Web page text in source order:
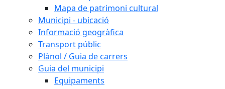
Mapa de patrimoni cultural
Municipi - ubicació
Informació geogràfica
Transport públic
Plànol / Guia de carrers
Guia del municipi
Equipaments